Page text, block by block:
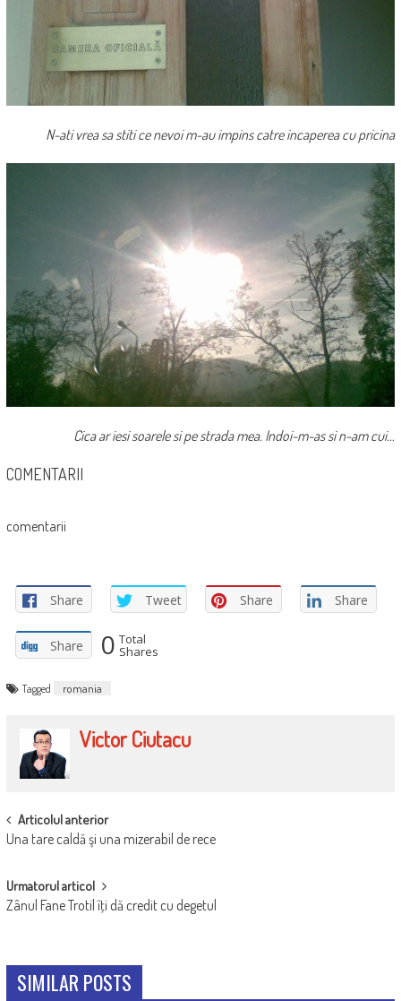
N-ati vrea sa stiti ce nevoi m-au impins catre incaperea cu pricina
Cica ar iesi soarele si pe strada mea. Indoi-m-as si n-am cui…
COMENTARII
comentarii
Share Tweet Share Share
Share 0 Total
Shares
Tagged romania
Victor Ciutacu
POST
NAVIGATION
Articolul anterior
Una tare caldă şi una mizerabil de rece
Urmatorul articol
Zânul Fane Trotil îţi dă credit cu degetul
SIMILAR POSTS